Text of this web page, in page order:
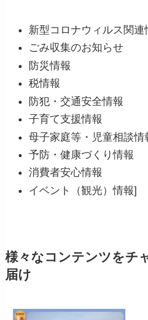
新型コロナウィルス関連
ごみ収集のお知らせ
防災情報
税情報
防犯・交通安全情報
子育て支援情報
母子家庭等・児童相談情
予防・健康づくり情報
消費者安心情報
イベント（観光）情報]
様々なコンテンツをチ
届け